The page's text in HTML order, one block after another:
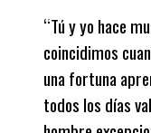
“Tú y yo hace
coincidimos
una fortuna
todos los días